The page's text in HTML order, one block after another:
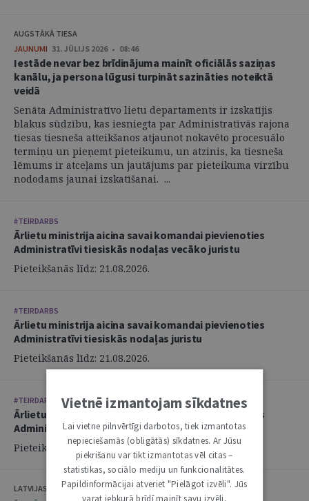
AUGSTĀKĀ TIESA
JAUNUMI 31. JŪLIJS 2026 • 08:46
Iestāde nevar bez brīdinājuma mainīt oficiālās saziņas
kanālu, ja persona lūgusi turpināt sazināties noteiktā
veidā
Senāta Administratīvo lietu departaments ir izskatījis
blakus sūdzību, kas iesniegta par Administratīvās rajona
tiesas tiesneša atteikšanos atjaunot nokavēto procesuālo
termiņu un pieņemt pieteikumu, un atzinis, ka tiesneša
lēmums ir atceļams un jautājums par pieteikuma virzību
nododams jaunai izskatīšanai. ...
#TEIRDARBS
Ārlietu ministrija aicina savai komandai pievienoties
Administratīvi tiesiskās nodaļas vecāko juristu
Pieteikšanās līdz: 21.08.2026.
#TEIRDARBS
Ārlietu ministrija aicina savai komandai pievienoties
Administratīvi tiesiskās nodaļas juristu
Pieteikšanās līdz: 21.08.2026.
#TEIRDARBS
Ārlietu ministrija aicina savai komandai pievienoties
Administratīvi tiesiskās nodaļas juristu
Pieteikšanās līdz: 21.08.2026.
LATVIJAS ZVĒRINĀTU ADVOKĀTU PADOME
Vietnē izmantojam sīkdatnes
Lai vietne pilnvērtīgi darbotos, tiek izmantotas
nepieciešamās (obligātās) sīkdatnes. Ar Jūsu
piekrišanu var tikt izmantotas vēl citas –
statistikas, sociālo mediju un funkcionalitātes.
Papildinformācijai atveriet "Pielāgot izvēli". Jūs
varat jebkurā brīdī mainīt savu izvēli,